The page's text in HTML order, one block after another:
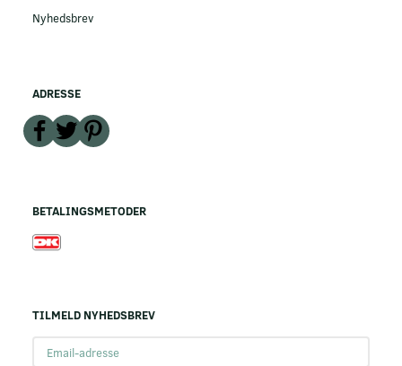
Nyhedsbrev
ADRESSE
BETALINGSMETODER
TILMELD NYHEDSBREV
adresse